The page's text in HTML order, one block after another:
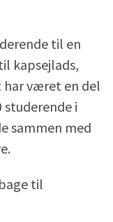
til en
kapsejlads,
har været en del
i
sammen med
til